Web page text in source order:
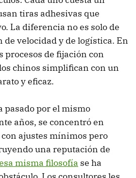
tiras adhesivas que
La diferencia no es solo de
de velocidad y de logística. En
procesos de fijación con
chinos simplifican con un
y eficaz.
pasado por el mismo
años, se concentró en
ajustes mínimos pero
una reputación de
misma filosofía se ha